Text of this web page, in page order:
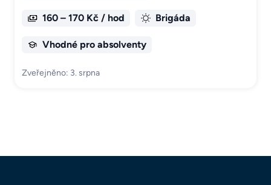
160 – 170 Kč / hod Brigáda
Vhodné pro absolventy
Zveřejněno: 3. srpna